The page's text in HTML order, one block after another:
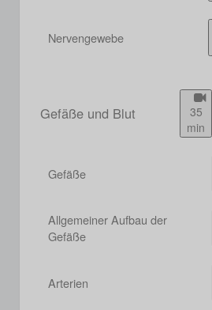
Nervengewebe
Gefäße und Blut
35
min
Gefäße
Allgemeiner Aufbau der
Gefäße
Arterien